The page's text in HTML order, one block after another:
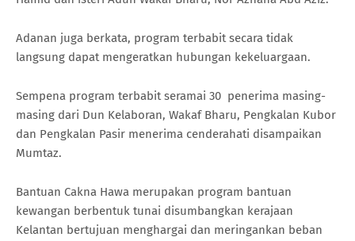
Adanan juga berkata, program terbabit secara tidak
langsung dapat mengeratkan hubungan kekeluargaan.
Sempena program terbabit seramai 30 penerima masing-
masing dari Dun Kelaboran, Wakaf Bharu, Pengkalan Kubor
dan Pengkalan Pasir menerima cenderahati disampaikan
Mumtaz.
Bantuan Cakna Hawa merupakan program bantuan
kewangan berbentuk tunai disumbangkan kerajaan
Kelantan bertujuan menghargai dan meringankan beban